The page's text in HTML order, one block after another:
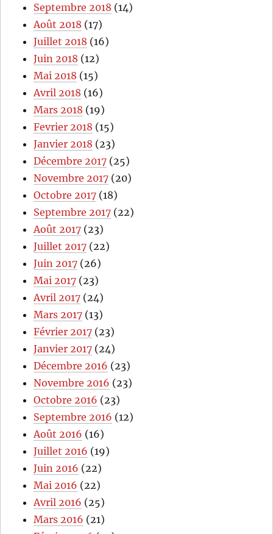
Septembre 2018 (14)
Août 2018 (17)
Juillet 2018 (16)
Juin 2018 (12)
Mai 2018 (15)
Avril 2018 (16)
Mars 2018 (19)
Fevrier 2018 (15)
Janvier 2018 (23)
Décembre 2017 (25)
Novembre 2017 (20)
Octobre 2017 (18)
Septembre 2017 (22)
Août 2017 (23)
Juillet 2017 (22)
Juin 2017 (26)
Mai 2017 (23)
Avril 2017 (24)
Mars 2017 (13)
Février 2017 (23)
Janvier 2017 (24)
Décembre 2016 (23)
Novembre 2016 (23)
Octobre 2016 (23)
Septembre 2016 (12)
Août 2016 (16)
Juillet 2016 (19)
Juin 2016 (22)
Mai 2016 (22)
Avril 2016 (25)
Mars 2016 (21)